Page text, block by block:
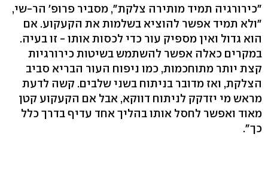
"כירורגיה תמיד מותירה צלקת", מסביר פרופ' הר-שי,
"ולא תמיד אפשר להוציא בשלמות את הקעקוע. אם
הוא גדול ואין מספיק עור כדי לכסות אותו - זו בעיה.
במקרים כאלה אפשר להשתמש בשיטות כירורגיות
קצת יותר מתוחכמות, כמו ניפוח העור הבריא סביב
הצלקת, ואז מדובר בניתוח בשני שלבים. קשה לדעת
מראש מי יזדקק לניתוח דווקא, אבל אם הקעקוע קטן
מאוד ואפשר לחסל אותו בהליך אחד עדיף בדרך כלל
כך".